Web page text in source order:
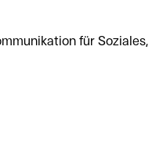
für Soziales,